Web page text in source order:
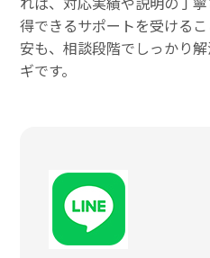
得できるサポートを受ける
安も、相談段階でしっかり
ギです。